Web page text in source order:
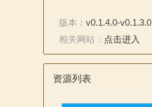
马
版本： v0.1.4.0-v0.1.3.0
相关网站： 点击进入
资源列表